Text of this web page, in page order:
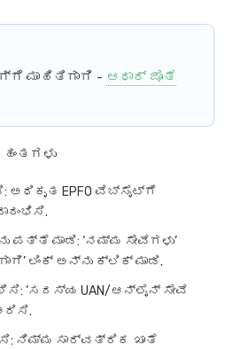
ಮಾಹಿತಿಗಾಗಿ - ಆಧಾರ್ ಜೊತೆ
: ಅಧಿಕೃತ EPFO ವೆಬ್‌ಸೈಟ್‌ಗೆ
ಪತ್ತೆ ಮಾಡಿ: ‘ನಮ್ಮ ಸೇವೆಗಳು’
ಲಿಂಕ್ ಅನ್ನು ಕ್ಲಿಕ್ ಮಾಡಿ.
: ‘ಸದಸ್ಯ UAN/ಆನ್‌ಲೈನ್ ಸೇವೆ
: ನಿಮ್ಮ ಸಾರ್ವತ್ರಿಕ ಖಾತೆ